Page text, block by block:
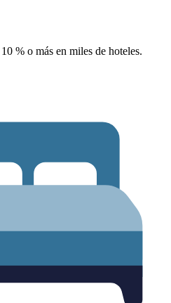
% o más en miles de hoteles.